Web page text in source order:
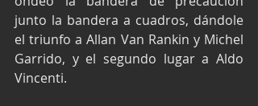
junto la bandera a cuadros, dándole
el triunfo a Allan Van Rankin y Michel
Garrido, y el segundo lugar a Aldo
Vincenti.